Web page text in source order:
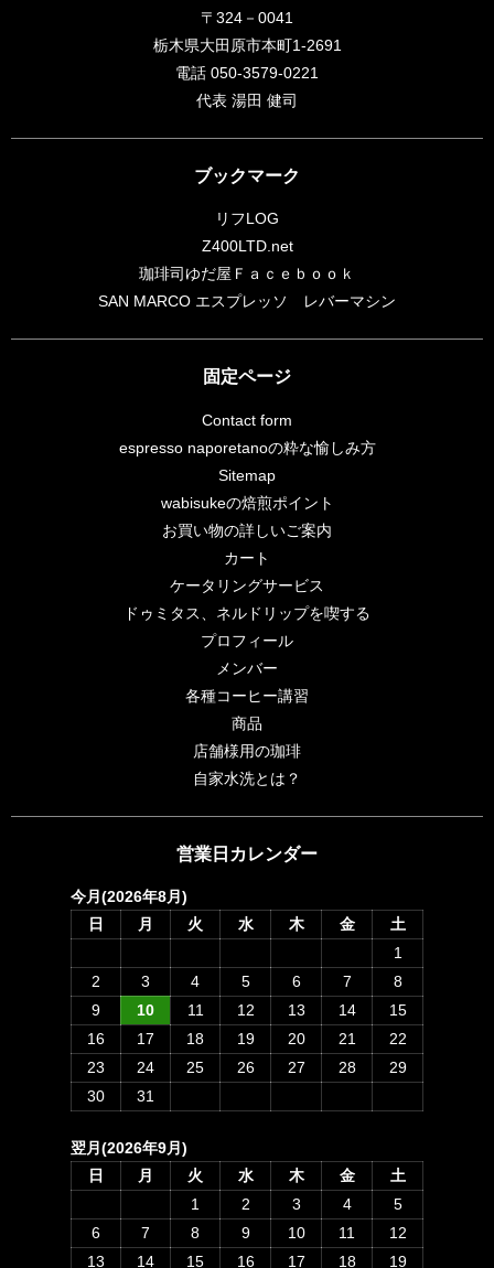
〒324－0041
栃木県大田原市本町1-2691
電話 050-3579-0221
代表 湯田 健司
ブックマーク
リフLOG
Z400LTD.net
珈琲司ゆだ屋Ｆａｃｅｂｏｏｋ
SAN MARCO エスプレッソ レバーマシン
固定ページ
Contact form
espresso naporetanoの粋な愉しみ方
Sitemap
wabisukeの焙煎ポイント
お買い物の詳しいご案内
カート
ケータリングサービス
ドゥミタス、ネルドリップを喫する
プロフィール
メンバー
各種コーヒー講習
商品
店舗様用の珈琲
自家水洗とは？
営業日カレンダー
今月(2026年8月)
日
月 火 水 木 金
土
1
2
3 4 5 6 7
8
9
10 11 12 13 14
15
16
17 18 19 20 21
22
23
24 25 26 27 28
29
30
31
翌月(2026年9月)
日
月 火 水 木 金
土
1
2 3 4
5
6
7 8 9 10 11
12
13
14 15 16 17 18 19